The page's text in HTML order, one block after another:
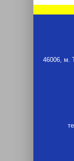
46006, м.